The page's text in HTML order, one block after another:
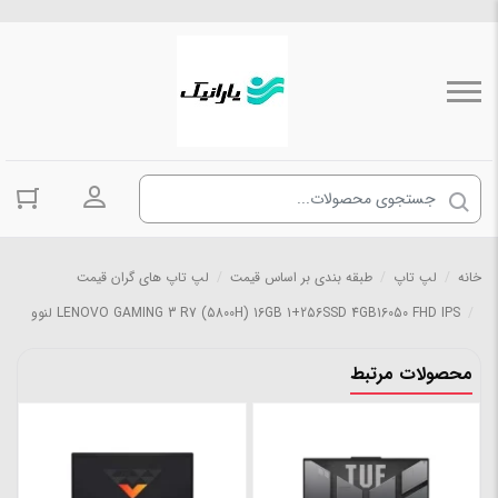
ورود به
خانه لپ تاپ طبقه بندی بر اساس قیمت
لپ تاپ های گران قیمت
LENOVO GAMING 3 R7 (5800H) 16GB 1+256SSD 4GB16050 FHD IPS لنوو
محصولات مرتبط